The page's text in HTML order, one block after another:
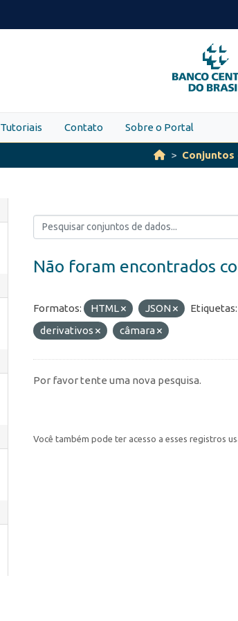
PARA
O
Tutoriais Contato Sobre o Portal
Conjuntos
Não foram encontrados
Formatos: HTML JSON Etiquetas:
derivativos
câmara
Por favor tente uma nova pesquisa.
Você também pode ter acesso a esses registros